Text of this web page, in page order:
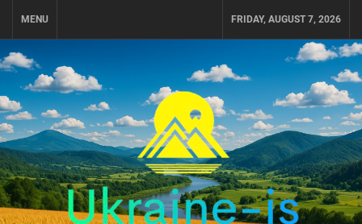
MENU FRIDAY, AUGUST 7, 2026